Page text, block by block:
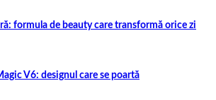
formula de beauty care transformă orice zi
V6: designul care se poartă